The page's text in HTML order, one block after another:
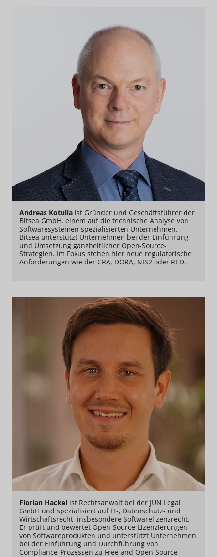
Andreas Kotulla ist Gründer und Geschäftsführer der
Bitsea GmbH, einem auf die technische Analyse von
Softwaresystemen spezialisierten Unternehmen.
Bitsea unterstützt Unternehmen bei der Einführung
und Umsetzung ganzheitlicher Open-Source-
Strategien. Im Fokus stehen hier neue regulatorische
Anforderungen wie der CRA, DORA, NIS2 oder RED.
Florian Hackel ist Rechtsanwalt bei der JUN Legal
GmbH und spezialisiert auf IT-, Datenschutz- und
Wirtschaftsrecht, insbesondere Softwarelizenzrecht.
Er prüft und bewertet Open-Source-Lizenzierungen
von Softwareprodukten und unterstützt Unternehmen
bei der Einführung und Durchführung von
Compliance-Prozessen zu Free and Open-Source-